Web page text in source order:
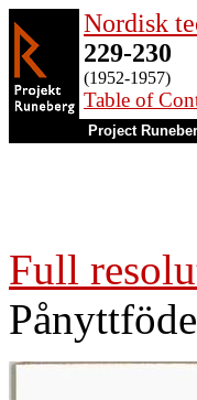
Nordisk
229-230
(1952-1957)
Table of
Project
Full